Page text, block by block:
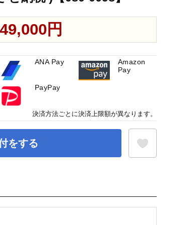
49,000円
をする
ANA Pay
Amazon
Pay
PayPay
決済方法ごとに決済上限額が異なります。